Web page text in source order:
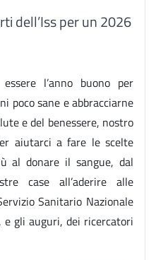
dell’Iss per un 2026
l’anno buono per
poco sane e abbracciarne
e del benessere, nostro
aiutarci a fare le scelte
al donare il sangue, dal
case all’aderire alle
Sanitario Nazionale
gli auguri, dei ricercatori